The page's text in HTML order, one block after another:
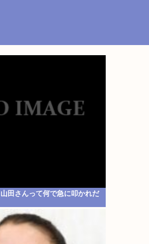
田さんって何で急に叩かれだ